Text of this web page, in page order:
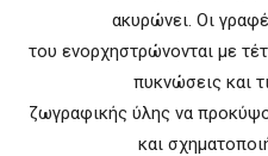
ακυρώνει. Οι
του ενορχηστρώνονται με
πυκνώσεις και
ζωγραφικής ύλης να
και